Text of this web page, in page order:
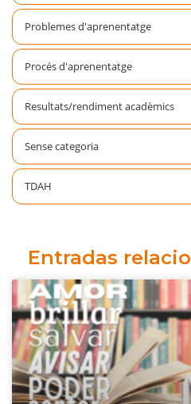
Problemes d'aprenentatge
Procés d'aprenentatge
Resultats/rendiment acadèmics
Sense categoria
TDAH
Entradas